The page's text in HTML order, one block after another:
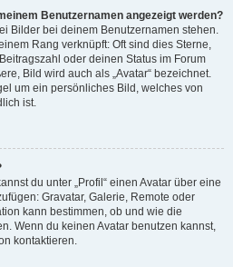
Benutzernamen angezeigt werden?
Bilder bei deinem Benutzernamen stehen.
Rang verknüpft: Oft sind dies Sterne,
oder deinen Status im Forum
Bild wird auch als „Avatar“ bezeichnet.
um ein persönliches Bild, welches von
ist.
du unter „Profil“ einen Avatar über eine
Gravatar, Galerie, Remote oder
kann bestimmen, ob und wie die
Wenn du keinen Avatar benutzen kannst,
kontaktieren.